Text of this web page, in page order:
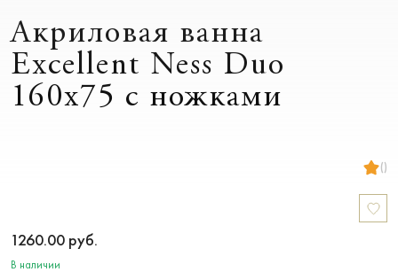
Акриловая ванна
Excellent Ness Duo
160х75 с ножками
()
1260.00 руб.
В наличии